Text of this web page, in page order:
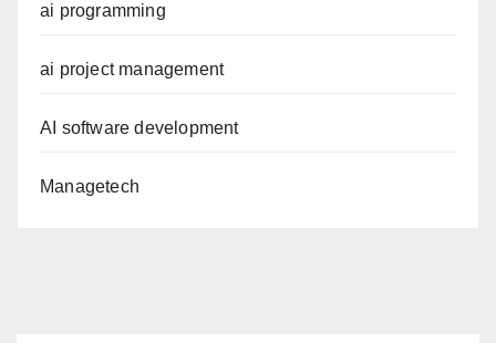
ai programming
ai project management
AI software development
Managetech